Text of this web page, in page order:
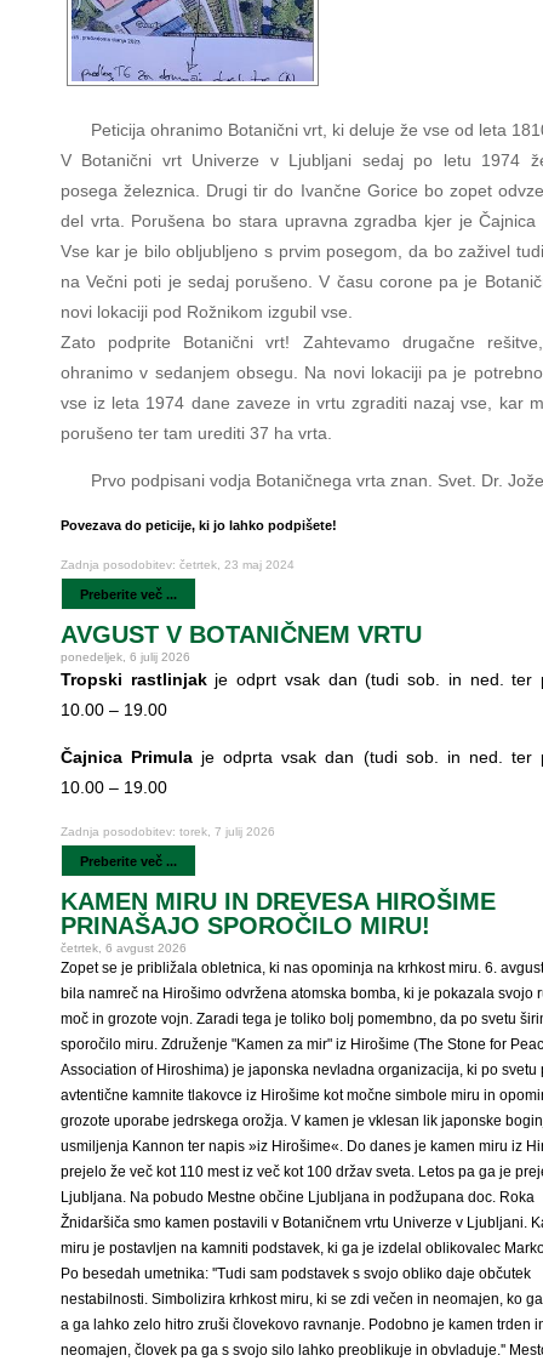
Peticija ohranimo Botanični vrt, ki deluje že vse od leta
V Botanični vrt Univerze v Ljubljani sedaj po letu 1974
posega železnica. Drugi tir do Ivančne Gorice bo zopet
del vrta. Porušena bo stara upravna zgradba kjer je Čajnica
Vse kar je bilo obljubljeno s prvim posegom, da bo zaživel
na Večni poti je sedaj porušeno. V času corone pa je
novi lokaciji pod Rožnikom izgubil vse.
Zato podprite Botanični vrt! Zahtevamo drugačne
ohranimo v sedanjem obsegu. Na novi lokaciji pa je
vse iz leta 1974 dane zaveze in vrtu zgraditi nazaj vse, kar
porušeno ter tam urediti 37 ha vrta.
Prvo podpisani vodja Botaničnega vrta znan. Svet. Dr.
Povezava do peticije, ki jo lahko podpišete!
Zadnja posodobitev: četrtek, 23 maj 2024
Preberite več ...
AVGUST V BOTANIČNEM VRTU
ponedeljek, 6 julij 2026
Tropski rastlinjakje odprt vsak dan (tudi sob. in ned. ter
10.00 – 19.00
Čajnica Primula je odprta vsak dan (tudi sob. in ned. ter
10.00 – 19.00
Zadnja posodobitev: torek, 7 julij 2026
Preberite več ...
KAMEN MIRU IN DREVESA HIROŠIME
PRINAŠAJO SPOROČILO MIRU!
četrtek, 6 avgust 2026
Zopet se je približala obletnica, ki nas opominja na krhkost miru. 6.
bila namreč na Hirošimo odvržena atomska bomba, ki je pokazala svojo
moč in grozote vojn. Zaradi tega je toliko bolj pomembno, da po svetu
sporočilo miru. Združenje "Kamen za mir" iz Hirošime (The Stone for
Association of Hiroshima) je japonska nevladna organizacija, ki po svetu
avtentične kamnite tlakovce iz Hirošime kot močne simbole miru in
grozote uporabe jedrskega orožja. V kamen je vklesan lik japonske
usmiljenja Kannon ter napis »iz Hirošime«. Do danes je kamen miru iz
prejelo že več kot 110 mest iz več kot 100 držav sveta. Letos pa ga je
Ljubljana. Na pobudo Mestne občine Ljubljana in podžupana doc. Roka
Žnidaršiča smo kamen postavili v Botaničnem vrtu Univerze v Ljubljani.
miru je postavljen na kamniti podstavek, ki ga je izdelal oblikovalec
Po besedah umetnika: ''Tudi sam podstavek s svojo obliko daje občutek
nestabilnosti. Simbolizira krhkost miru, ki se zdi večen in neomajen, ko
a ga lahko zelo hitro zruši človekovo ravnanje. Podobno je kamen trden
neomajen, človek pa ga s svojo silo lahko preoblikuje in obvladuje.''